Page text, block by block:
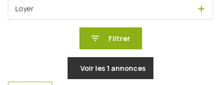
Loyer
Filtrer
Voir les 1 annonces